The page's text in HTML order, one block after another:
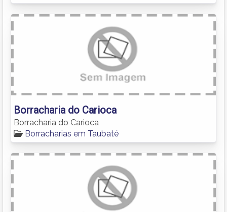
Borracharia do Carioca
Borracharia do Carioca
Borracharias em Taubaté